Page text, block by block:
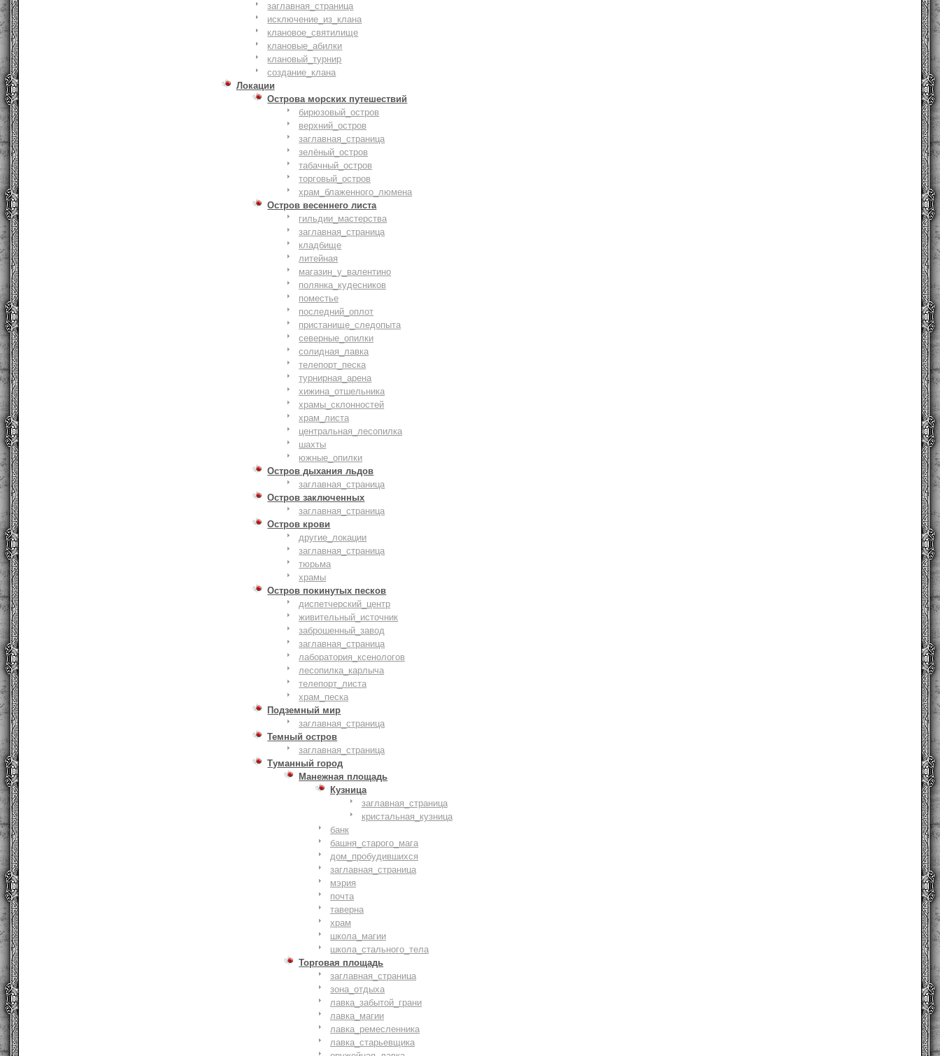
заглавная_страница
исключение_из_клана
клановое_святилище
клановые_абилки
клановый_турнир
создание_клана
Локации
Острова морских путешествий
бирюзовый_остров
верхний_остров
заглавная_страница
зелёный_остров
табачный_остров
торговый_остров
храм_блаженного_люмена
Остров весеннего листа
гильдии_мастерства
заглавная_страница
кладбище
литейная
магазин_у_валентино
полянка_кудесников
поместье
последний_оплот
пристанище_следопыта
северные_опилки
солидная_лавка
телепорт_песка
турнирная_арена
хижина_отшельника
храмы_склонностей
храм_листа
центральная_лесопилка
шахты
южные_опилки
Остров дыхания льдов
заглавная_страница
Остров заключенных
заглавная_страница
Остров крови
другие_локации
заглавная_страница
тюрьма
храмы
Остров покинутых песков
диспетчерский_центр
живительный_источник
заброшенный_завод
заглавная_страница
лаборатория_ксенологов
лесопилка_карлыча
телепорт_листа
храм_песка
Подземный мир
заглавная_страница
Темный остров
заглавная_страница
Туманный город
Манежная площадь
Кузница
заглавная_страница
кристальная_кузница
банк
башня_старого_мага
дом_пробудившихся
заглавная_страница
мэрия
почта
таверна
храм
школа_магии
школа_стального_тела
Торговая площадь
заглавная_страница
зона_отдыха
лавка_забытой_грани
лавка_магии
лавка_ремесленника
лавка_старьевщика